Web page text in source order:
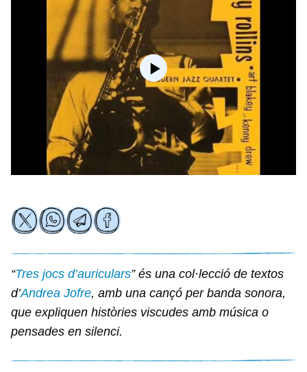
“Tres jocs d’auriculars” és una col·lecció de textos
d’Andrea Jofre, amb una cançó per banda sonora,
que expliquen històries viscudes amb música o
pensades en silenci.